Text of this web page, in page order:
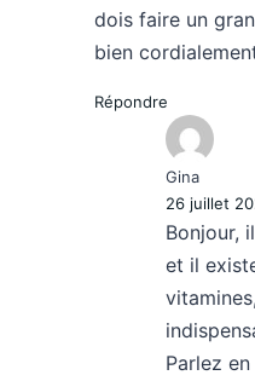
dois faire un
bien
Répondre
Gina
26 juillet
Bonjour,
et il
Parlez